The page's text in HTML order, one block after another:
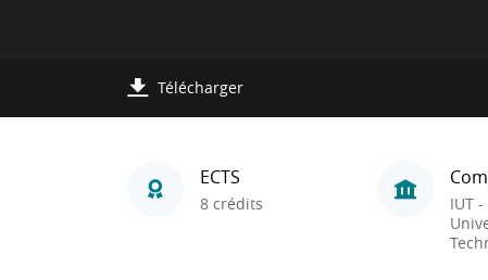
Télécharger
ECTS
8 crédits
IUT